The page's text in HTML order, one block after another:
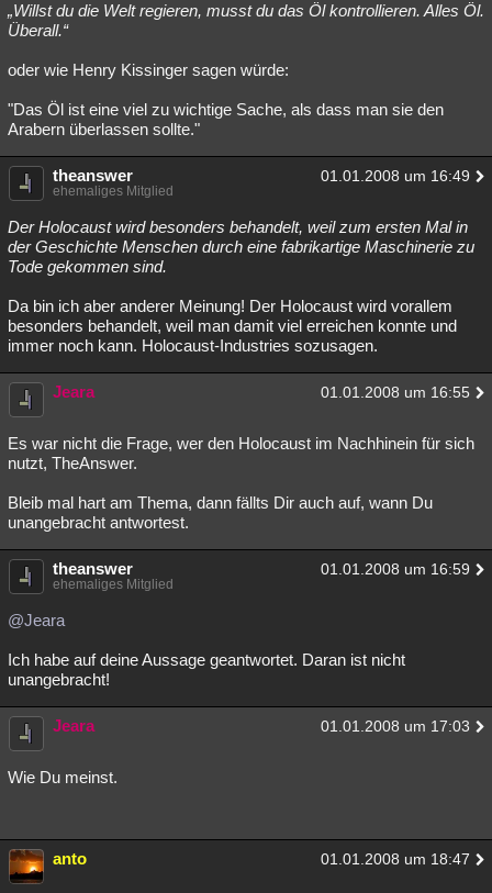
„Willst du die Welt regieren, musst du das Öl kontrollieren. Alles Öl.
Überall.“
oder wie Henry Kissinger sagen würde:
"Das Öl ist eine viel zu wichtige Sache, als dass man sie den
Arabern überlassen sollte."
theanswer 01.01.2008 um 16:49
ehemaliges Mitglied
Der Holocaust wird besonders behandelt, weil zum ersten Mal in
der Geschichte Menschen durch eine fabrikartige Maschinerie zu
Tode gekommen sind.
Da bin ich aber anderer Meinung! Der Holocaust wird vorallem
besonders behandelt, weil man damit viel erreichen konnte und
immer noch kann. Holocaust-Industries sozusagen.
Jeara 01.01.2008 um 16:55
Es war nicht die Frage, wer den Holocaust im Nachhinein für sich
nutzt, TheAnswer.
Bleib mal hart am Thema, dann fällts Dir auch auf, wann Du
unangebracht antwortest.
theanswer 01.01.2008 um 16:59
ehemaliges Mitglied
@Jeara
Ich habe auf deine Aussage geantwortet. Daran ist nicht
unangebracht!
Jeara 01.01.2008 um 17:03
Wie Du meinst.
anto 01.01.2008 um 18:47